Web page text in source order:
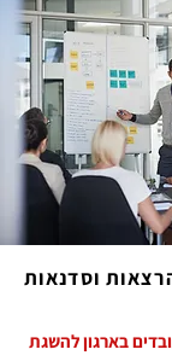
וסדנאות
בארגון להשגת